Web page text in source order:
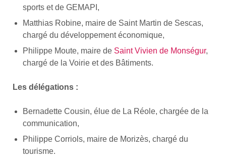
sports et de GEMAPI,
Matthias Robine, maire de Saint Martin de Sescas,
chargé du développement économique,
Philippe Moute, maire de Saint Vivien de Monségur,
chargé de la Voirie et des Bâtiments.
Les délégations :
Bernadette Cousin, élue de La Réole, chargée de la
communication,
Philippe Corriols, maire de Morizès, chargé du
tourisme.